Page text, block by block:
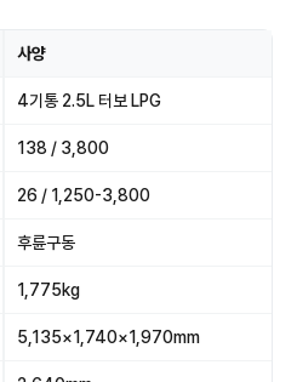
사양
4기통 2.5L 터보 LPG
138 / 3,800
26 / 1,250-3,800
후륜구동
1,775kg
5,135×1,740×1,970mm